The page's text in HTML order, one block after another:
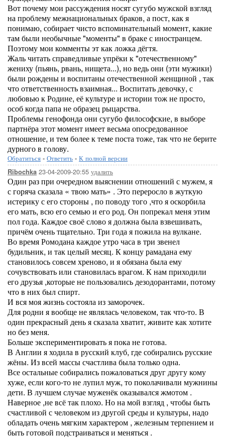
Вот почему мои рассуждения носят сугубо мужской взгляд
на проблему межнациональных браков, а пост, как я
понимаю, собирает чисто вспоминательный момент, какие
там были необычные "моменты" в браке с иностранцем.
Поэтому мои комменты эт как ложка дёгтя.
Жаль читать справедливые упрёки к "отечественному"
жениху (пьянь, рвань, нищета...), но ведь они (эти мужики)
были рождены и воспитаны отечественной женщиной , так
что ответственность взаимная... Воспитать девочку, с
любовью к Родине, её культуре и истории тож не просто,
особ когда папа не образец рыцарства.
Проблемы генофонда они сугубо философские, в выборе
партнёра этот момент имеет весьма опосредованное
отношение, и тем более к теме поста тоже, так что не берите
дурного в голову.
Обратиться - Ответить - К полной версии
Ribochka 23-04-2009-20:55 удалить
Один раз при очередном выяснении отношений с мужем, я
с горяча сказала « твою мать» . Это переросло в жуткую
истерику с его стороны , по поводу того ,что я оскорбила
его мать, всю его семью и его род. Он попрекал меня этим
пол года. Каждое своё слово я должна была взвешивать,
причём очень тщательно. Три года я пожила на вулкане.
Во время Ромодана каждое утро часа в три звенел
будильник, и так целый месяц. К концу рамадана ему
становилось совсем хреново, и я обязана была ему
сочувствовать или становилась врагом. К нам приходили
его друзья ,которые не пользовались дезодорантами, потому
что в них был спирт.
И вся моя жизнь состояла из заморочек.
Для родни я вообще не являлась человеком, так что-то. В
один прекрасный день я сказала хватит, живите как хотите
но без меня.
Больше экспериментировать я пока не готова.
В Англии я ходила в русский клуб, где собирались русские
жёны. Из всей массы счастлива была только одна.
Все остальные собирались пожаловаться друг другу кому
хуже, если кого-то не лупил муж, то поколачивали мужнины
дети. В лучшем случае муженёк оказывался жмотом .
Наверное ,не всё так плохо. Но на мой взгляд , чтобы быть
счастливой с человеком из другой среды и культуры, надо
обладать очень мягким характером , железным терпением и
быть готовой подстраиваться и меняться .